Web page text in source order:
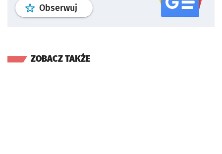
Obserwuj profil serwisu
ZOBACZ TAKŻE